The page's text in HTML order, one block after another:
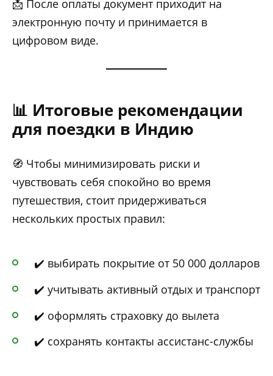
📩 После оплаты документ приходит на
электронную почту и принимается в
цифровом виде.
📊 Итоговые рекомендации
для поездки в Индию
🧭 Чтобы минимизировать риски и
чувствовать себя спокойно во время
путешествия, стоит придерживаться
нескольких простых правил:
✔️ выбирать покрытие от 50 000 долларов
✔️ учитывать активный отдых и транспорт
✔️ оформлять страховку до вылета
✔️ сохранять контакты ассистанс-службы